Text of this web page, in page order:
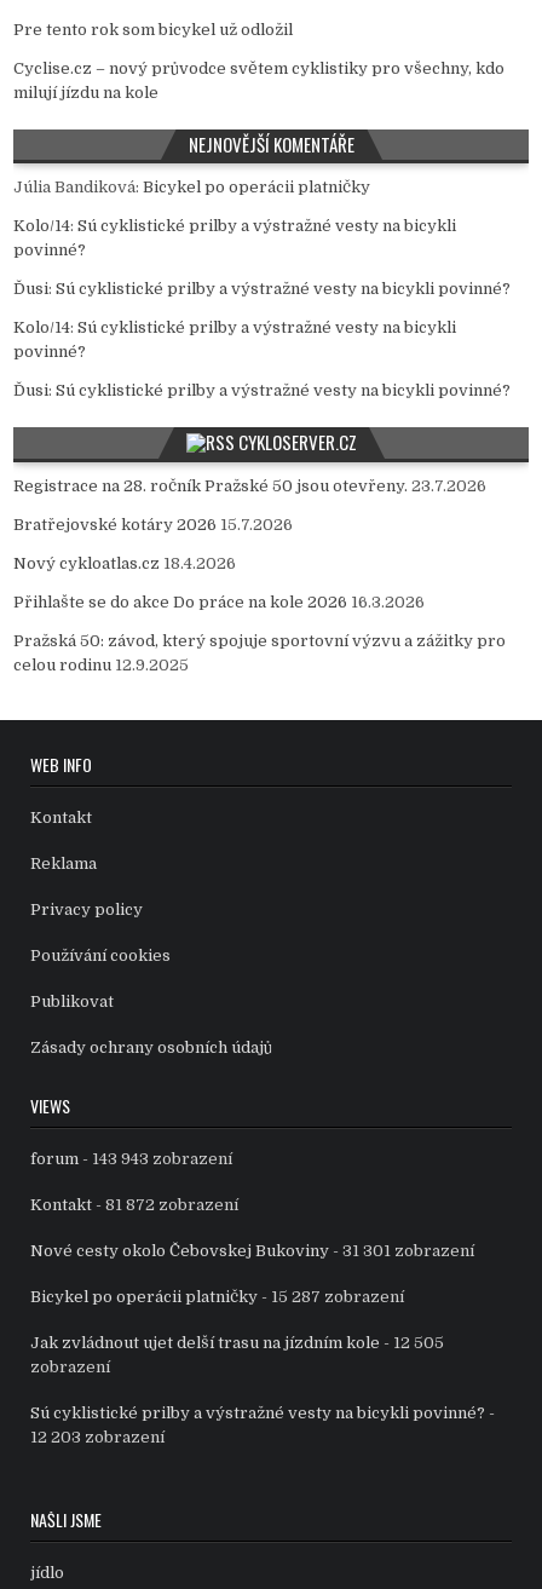
Pre tento rok som bicykel už odložil
Cyclise.cz – nový průvodce světem cyklistiky pro všechny, kdo
milují jízdu na kole
NEJNOVĚJŠÍ KOMENTÁŘE
Júlia Bandiková:Bicykel po operácii platničky
Kolo/14:Sú cyklistické prilby a výstražné vesty na bicykli
povinné?
Ďusi:Sú cyklistické prilby a výstražné vesty na bicykli povinné?
Kolo/14:Sú cyklistické prilby a výstražné vesty na bicykli
povinné?
Ďusi:Sú cyklistické prilby a výstražné vesty na bicykli povinné?
CYKLOSERVER.CZ
Registrace na 28. ročník Pražské 50 jsou otevřeny. 23.7.2026
Bratřejovské kotáry 2026 15.7.2026
Nový cykloatlas.cz 18.4.2026
Přihlašte se do akce Do práce na kole 2026 16.3.2026
Pražská 50: závod, který spojuje sportovní výzvu a zážitky pro
celou rodinu 12.9.2025
WEB INFO
Kontakt
Reklama
Privacy policy
Používání cookies
Publikovat
Zásady ochrany osobních údajů
VIEWS
forum - 143 943 zobrazení
Kontakt - 81 872 zobrazení
Nové cesty okolo Čebovskej Bukoviny - 31 301 zobrazení
Bicykel po operácii platničky - 15 287 zobrazení
Jak zvládnout ujet delší trasu na jízdním kole - 12 505
zobrazení
Sú cyklistické prilby a výstražné vesty na bicykli povinné? -
12 203 zobrazení
NAŠLI JSME
jídlo